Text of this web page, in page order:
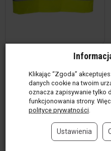
Żółta kamizelka - Mam 18 lat!
39,00 zł / szt.
Klikając “Zgoda”
danych cookie na twoim
oznacza zapisywanie tylko
funkcjonowania strony.
polityce prywatności.
Ustawienia